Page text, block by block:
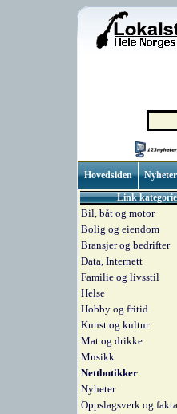
Hovedsiden Nyheter
Link
Bil, båt og motor
Bolig og eiendom
Bransjer og bedrifter
Data, Internett
Familie og livsstil
Helse
Hobby og fritid
Kunst og kultur
Mat og drikke
Musikk
Nettbutikker
Nyheter
Oppslagsverk og fakta